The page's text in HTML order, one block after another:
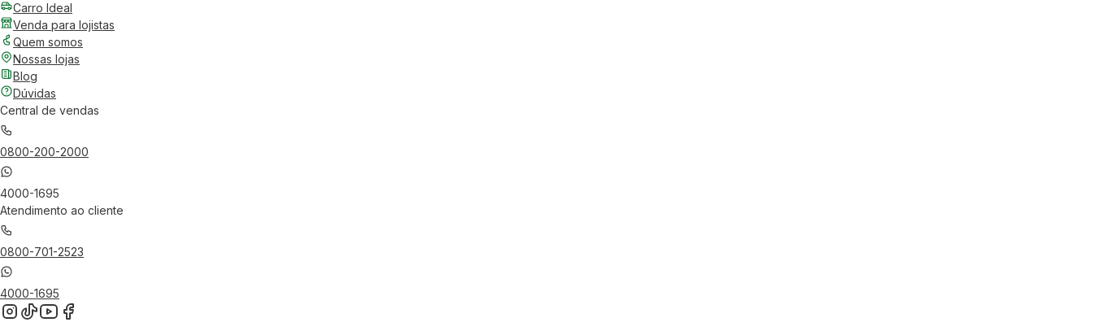
Carro Ideal
Venda para lojistas
Quem somos
Nossas lojas
Blog
Dúvidas
Central de vendas
0800-200-2000
4000-1695
Atendimento ao cliente
0800-701-2523
4000-1695